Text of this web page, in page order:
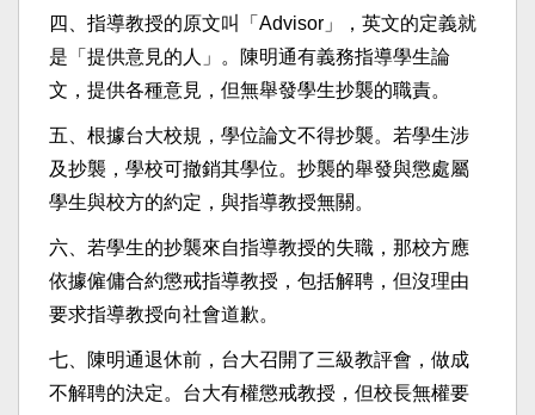
四、指導教授的原文叫「Advisor」，英文的定義就
是「提供意見的人」。陳明通有義務指導學生論
文，提供各種意見，但無舉發學生抄襲的職責。
五、根據台大校規，學位論文不得抄襲。若學生涉
及抄襲，學校可撤銷其學位。抄襲的舉發與懲處屬
學生與校方的約定，與指導教授無關。
六、若學生的抄襲來自指導教授的失職，那校方應
依據僱傭合約懲戒指導教授，包括解聘，但沒理由
要求指導教授向社會道歉。
七、陳明通退休前，台大召開了三級教評會，做成
不解聘的決定。台大有權懲戒教授，但校長無權要